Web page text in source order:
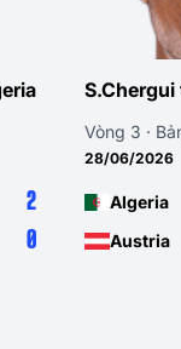
2
0
Vòng 3 ·
28/06/2026
Algeria
Austria